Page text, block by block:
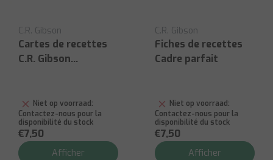
C.R. Gibson
Cartes de recettes
C.R. Gibson
Niet op voorraad:
Contactez-nous pour la
disponibilité du stock
€7,50
Afficher
C.R. Gibson
Fiches de recettes
Cadre parfait
Niet op voorraad:
Contactez-nous pour la
disponibilité du stock
€7,50
Afficher